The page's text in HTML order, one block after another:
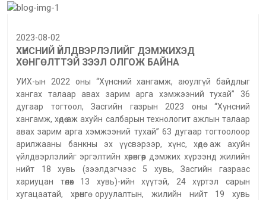
2023-08-02
ХҮНСНИЙ ҮЙЛДВЭРЛЭЛИЙГ ДЭМЖИХЭД
ХӨНГӨЛТТЭЙ ЗЭЭЛ ОЛГОЖ БАЙНА
УИХ-ын 2022 оны “Хүнсний хангамж, аюулгүй байдлыг
хангах талаар авах зарим арга хэмжээний тухай” 36
дугаар тогтоол, Засгийн газрын 2023 оны “Хүнсний
хангамж, хөдөө аж ахуйн салбарын технологит ажлын талаар
авах зарим арга хэмжээний тухай” 63 дугаар тогтоолоор
арилжааны банкны эх үүсвэрээр, хүнс, хөдөө аж ахуйн
үйлдвэрлэлийг эргэлтийн хөрөнгөөр дэмжих хүрээнд жилийн
нийт 18 хувь (зээлдэгчээс 5 хувь, Засгийн газраас
хариуцан төлөх 13 хувь)-ийн хүүтэй, 24 хүртэл сарын
хугацаатай, хөрөнгө оруулалтын, жилийн нийт 19 хувь